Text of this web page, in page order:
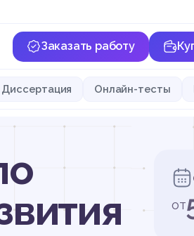
Заказать работу
Диссертация Онлайн-тесты
от